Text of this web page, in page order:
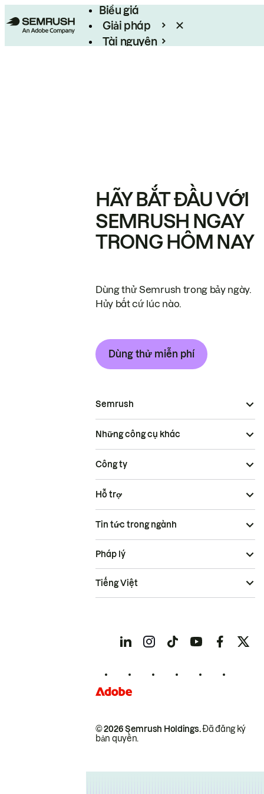
Biểu giá
Giải pháp
Tài nguyên
HÃY BẮT ĐẦU VỚI
SEMRUSH NGAY
TRONG HÔM NAY
Dùng thử Semrush trong bảy ngày.
Hủy bất cứ lúc nào.
Dùng thử miễn phí
Semrush
Những công cụ khác
Công ty
Hỗ trợ
Tin tức trong ngành
© 2026 Semrush Holdings.Đã đăng ký
bản quyền.
Pháp lý
Tiếng Việt